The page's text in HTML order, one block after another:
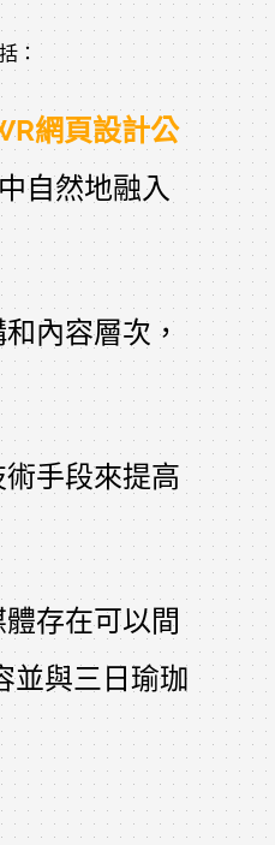
：
網頁設計公
自然地融入
內容層次，
手段來提高
存在可以間
並與三日瑜珈